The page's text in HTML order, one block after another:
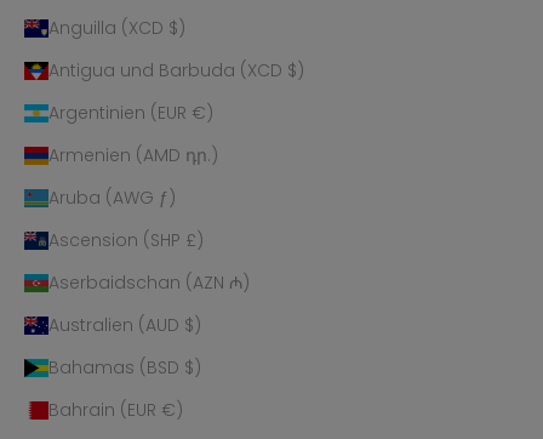
Anguilla (XCD $)
Antigua und Barbuda (XCD $)
Argentinien (EUR €)
Armenien (AMD դր.)
Aruba (AWG ƒ)
Ascension (SHP £)
Aserbaidschan (AZN ₼)
Australien (AUD $)
Bahamas (BSD $)
Bahrain (EUR €)